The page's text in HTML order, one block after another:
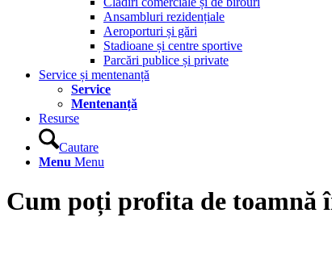
Ansambluri rezidențiale
Aeroporturi și gări
Stadioane și centre sportive
Parcări publice și private
Service și mentenanță
Service
Mentenanță
Resurse
Cautare
Menu Menu
Cum poți profita de toamnă